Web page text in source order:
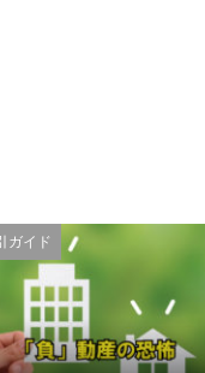
ガイド